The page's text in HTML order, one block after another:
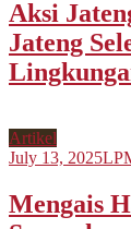
Aksi
Jateng
Artikel
July 13, 2025
Mengais